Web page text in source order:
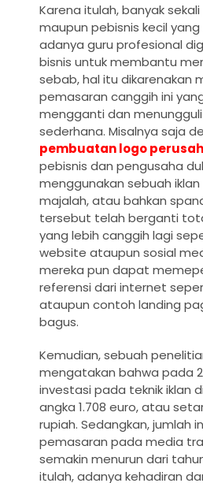
Karena itulah, banyak
maupun pebisnis kecil
adanya guru profesional
bisnis untuk membantu
sebab, hal itu dikarenakan
pemasaran canggih ini
mengganti dan
sederhana. Misalnya saja
pembuatan logo
pebisnis dan pengusaha
menggunakan sebuah
majalah, atau bahkan
tersebut telah berganti
yang lebih canggih lagi
website ataupun sosial
mereka pun dapat
referensi dari internet
ataupun contoh landing
bagus.
Kemudian, sebuah
mengatakan bahwa pada
investasi pada teknik iklan
angka 1.708 euro, atau
rupiah. Sedangkan, jumlah
pemasaran pada media
semakin menurun dari
itulah, adanya kehadiran